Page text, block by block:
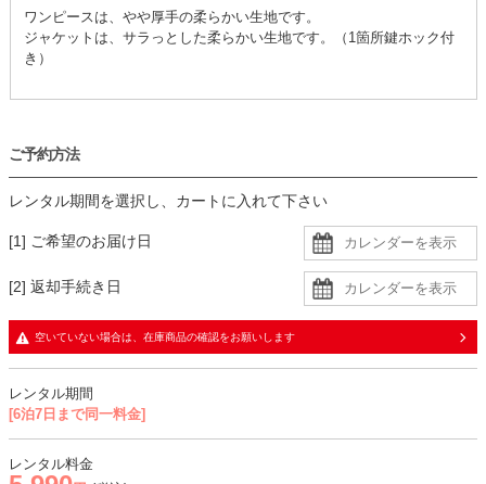
ワンピースは、やや厚手の柔らかい生地です。
ジャケットは、サラっとした柔らかい生地です。（1箇所鍵ホック付
き）
ご予約方法
レンタル期間を選択し、カートに入れて下さい
[1] ご希望のお届け日
[2] 返却手続き日
空いていない場合は、在庫商品の確認をお願いします
レンタル期間
[6泊7日まで同一料金]
レンタル料金